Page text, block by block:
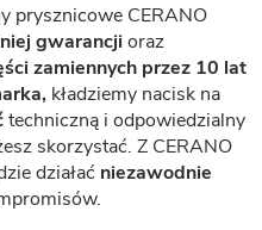
prysznicowe CERANO
gwarancjioraz
zamiennych przez 10 lat
kładziemy nacisk na
techniczną i odpowiedzialny
skorzystać. Z CERANO
działać niezawodnie